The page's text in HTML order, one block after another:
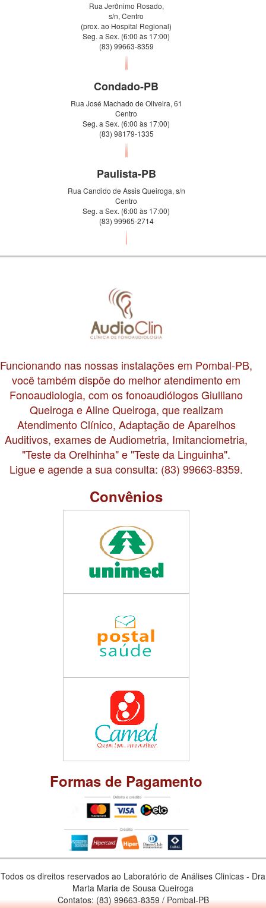
Rua Jerônimo Rosado,
s/n, Centro
(prox. ao Hospital Regional)
Seg. a Sex. (6:00 às 17:00)
(83) 99663-8359
Condado-PB
Rua José Machado de Oliveira, 61
Centro
Seg. a Sex. (6:00 às 17:00)
(83) 98179-1335
Paulista-PB
Rua Candido de Assis Queiroga, s/n
Centro
Seg. a Sex. (6:00 às 17:00)
(83) 99965-2714
Funcionando nas nossas instalações em Pombal-PB,
você também dispõe do melhor atendimento em
Fonoaudiologia, com os fonoaudiólogos Giulliano
Queiroga e Aline Queiroga, que realizam
Atendimento Clínico, Adaptação de Aparelhos
Auditivos, exames de Audiometria, Imitanciometria,
"Teste da Orelhinha" e "Teste da Linguinha".
Ligue e agende a sua consulta: (83) 99663-8359.
Convênios
Formas de Pagamento
Todos os direitos reservados ao Laboratório de Análises Clinicas - Dra
Marta Maria de Sousa Queiroga
Contatos: (83) 99663-8359 / Pombal-PB